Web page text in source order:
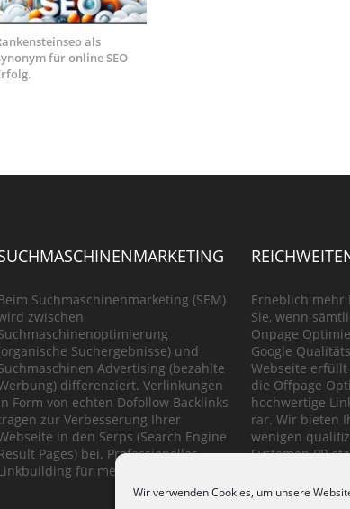
Wir verwenden Cookies, um unsere
als
für online SEO
Suchmaschinenmarketing (SEM)
zwischen
Suchergebnisse) und
Advertising (bezahlte
differenziert. Verlinkungen
Form von echten Dofollow Backlinks
zur Verbesserung Ihrer
in den Serps (Search Engine
Pages) bei. Professionelles
für mehr Traffic.
Erheblich mehr
Sie, wenn
Onpage
Google
Webseite
die Offpage
hochwertige
rar. Wir bieten
wenigen
Systemen PR